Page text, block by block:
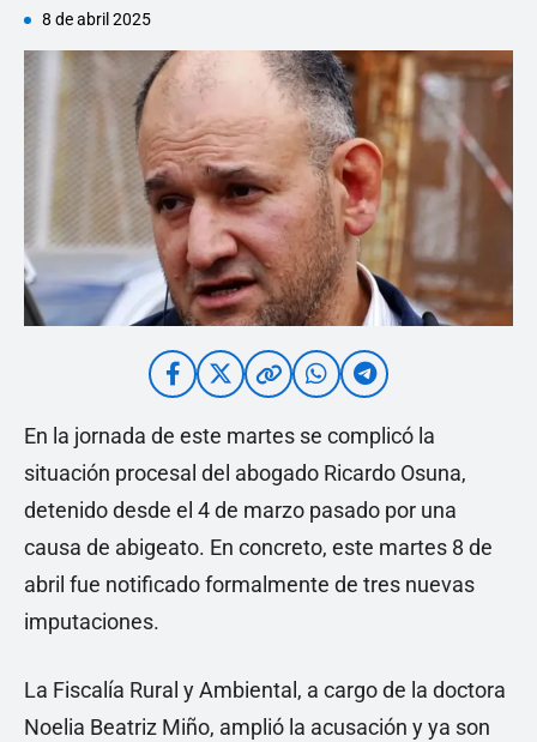
8 de abril 2025
En la jornada de este martes se complicó la
situación procesal del abogado Ricardo Osuna,
detenido desde el 4 de marzo pasado por una
causa de abigeato. En concreto, este martes 8 de
abril fue notificado formalmente de tres nuevas
imputaciones.
La Fiscalía Rural y Ambiental, a cargo de la doctora
Noelia Beatriz Miño, amplió la acusación y ya son